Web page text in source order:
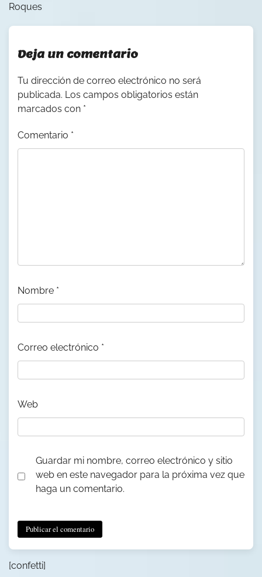
Roques
Deja un comentario
Tu dirección de correo electrónico no será
publicada. Los campos obligatorios están
marcados con *
Comentario *
Nombre *
Correo electrónico *
Web
Guardar mi nombre, correo electrónico y sitio
web en este navegador para la próxima vez que
haga un comentario.
[confetti]